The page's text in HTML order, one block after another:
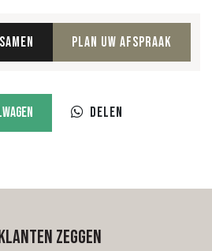
Plan uw afspraak
Delen
zeggen